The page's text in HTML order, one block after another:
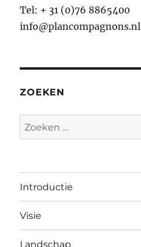
Tel: + 31 (0)76 8865400
info@plancompagnons.nl
ZOEKEN
Zoeken
naar:
Introductie
Visie
Landschap